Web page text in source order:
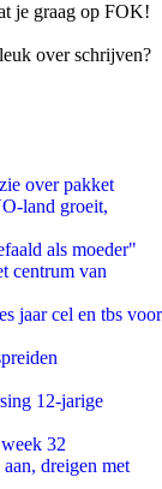
je graag op FOK!
over schrijven?
over pakket
land groeit,
als moeder"
centrum van
jaar cel en tbs voor
12-jarige
32
dreigen met